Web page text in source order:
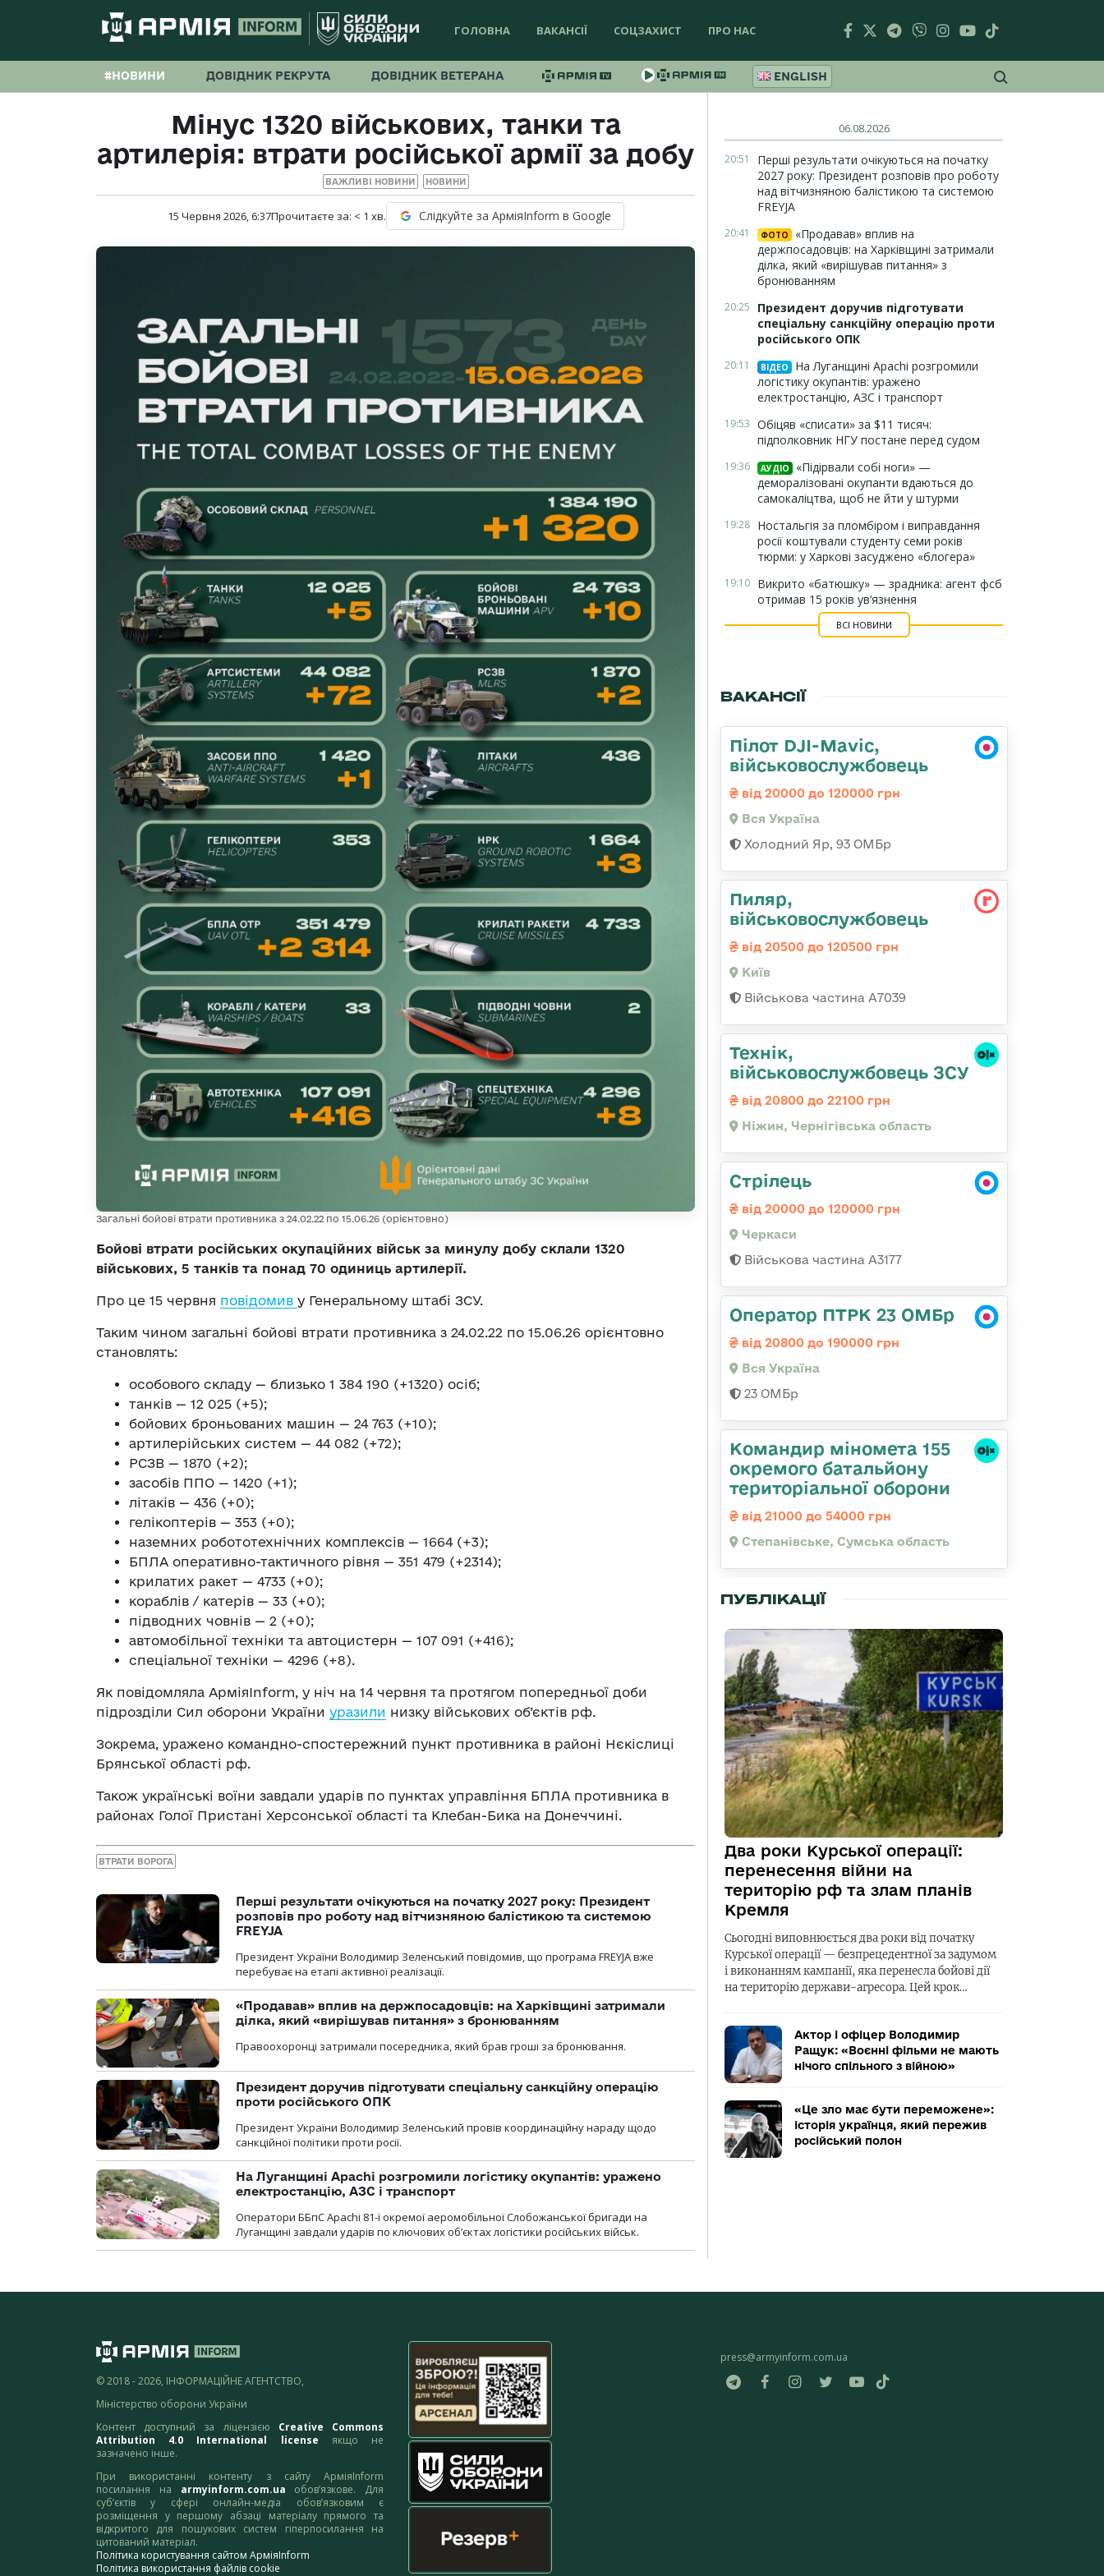
ГОЛОВНА ВАКАНСІЇ СОЦЗАХИСТ ПРО НАС
#НОВИНИ ДОВІДНИК РЕКРУТА ДОВІДНИК ВЕТЕРАНА ENGLISH
Мінус 1320 військових, танки та
артилерія: втрати російської армії за добу
ВАЖЛИВІ НОВИНИ НОВИНИ
15 Червня 2026, 6:37Прочитаєте за: < 1 хв. Слідкуйте за АрміяInform в Google
Загальні бойові втрати противника з 24.02.22 по 15.06.26 (орієнтовно)
Бойові втрати російських окупаційних військ за минулу добу склали 1320
військових, 5 танків та понад 70 одиниць артилерії.
Про це 15 червня повідомив у Генеральному штабі ЗСУ.
Таким чином загальні бойові втрати противника з 24.02.22 по 15.06.26 орієнтовно
становлять:
особового складу — близько 1 384 190 (+1320) осіб;
танків — 12 025 (+5);
бойових броньованих машин — 24 763 (+10);
артилерійських систем — 44 082 (+72);
РСЗВ — 1870 (+2);
засобів ППО — 1420 (+1);
літаків — 436 (+0);
гелікоптерів — 353 (+0);
наземних робототехнічних комплексів — 1664 (+3);
БПЛА оперативно-тактичного рівня — 351 479 (+2314);
крилатих ракет — 4733 (+0);
кораблів / катерів — 33 (+0);
підводних човнів — 2 (+0);
автомобільної техніки та автоцистерн — 107 091 (+416);
спеціальної техніки — 4296 (+8).
Як повідомляла АрміяInform, у ніч на 14 червня та протягом попередньої доби
підрозділи Сил оборони України уразили низку військових об’єктів рф.
Зокрема, уражено командно-спостережний пункт противника в районі Нєкіслиці
Брянської області рф.
Також українські воїни завдали ударів по пунктах управління БПЛА противника в
районах Голої Пристані Херсонської області та Клебан-Бика на Донеччині.
ВТРАТИ ВОРОГА
Перші результати очікуються на початку 2027 року: Президент
розповів про роботу над вітчизняною балістикою та системою
FREYJA
Президент України Володимир Зеленський повідомив, що програма FREYJA вже
перебуває на етапі активної реалізації.
«Продавав» вплив на держпосадовців: на Харківщині затримали
ділка, який «вирішував питання» з бронюванням
Правоохоронці затримали посередника, який брав гроші за бронювання.
Президент доручив підготувати спеціальну санкційну операцію
проти російського ОПК
Президент України Володимир Зеленський провів координаційну нараду щодо
санкційної політики проти росії.
На Луганщині Apachi розгромили логістику окупантів: уражено
електростанцію, АЗС і транспорт
Оператори ББпС Apachi 81-ї окремої аеромобільної Слобожанської бригади на
Луганщині завдали ударів по ключових об’єктах логістики російських військ.
06.08.2026
20:51
Перші результати очікуються на початку
2027 року: Президент розповів про роботу
над вітчизняною балістикою та системою
FREYJA
20:41 ФОТО
«Продавав» вплив на
держпосадовців: на Харківщині затримали
ділка, який «вирішував питання» з
бронюванням
20:25
Президент доручив підготувати
спеціальну санкційну операцію проти
російського ОПК
20:11 ВІДЕО
На Луганщині Apachi розгромили
логістику окупантів: уражено
електростанцію, АЗС і транспорт
19:53 Обіцяв «списати» за $11 тисяч:
підполковник НГУ постане перед судом
19:36 АУДІО
«Підірвали собі ноги» —
деморалізовані окупанти вдаються до
самокаліцтва, щоб не йти у штурми
19:28 Ностальгія за пломбіром і виправдання
росії коштували студенту семи років
тюрми: у Харкові засуджено «блогера»
19:10 Викрито «батюшку» — зрадника: агент фсб
отримав 15 років ув’язнення
ВСІ НОВИНИ
ВАКАНСІЇ
Пілот DJI-Mavic,
військовослужбовець
від 20000 до 120000 грн
Вся Україна
Холодний Яр, 93 ОМБр
Пиляр,
військовослужбовець
від 20500 до 120500 грн
Київ
Військова частина А7039
Технік,
військовослужбовець ЗСУ
від 20800 до 22100 грн
Ніжин, Чернігівська область
Стрілець
від 20000 до 120000 грн
Черкаси
Військова частина А3177
Оператор ПТРК 23 ОМБр
від 20800 до 190000 грн
Вся Україна
23 ОМБр
Командир міномета 155
окремого батальйону
територіальної оборони
від 21000 до 54000 грн
Степанівське, Сумська область
ПУБЛІКАЦІЇ
Два роки Курської операції:
перенесення війни на
територію рф та злам планів
Кремля
Сьогодні виповнюється два роки від початку
Курської операції — безпрецедентної за задумом
і виконанням кампанії, яка перенесла бойові дії
на територію держави-агресора. Цей крок…
Актор і офіцер Володимир
Ращук: «Воєнні фільми не мають
нічого спільного з війною»
«Це зло має бути переможене»:
історія українця, який пережив
російський полон
© 2018 - 2026, ІНФОРМАЦІЙНЕ АГЕНТСТВО,
Міністерство оборони України
Контент доступний за ліцензією Creative Commons
Attribution 4.0 International license якщо не
зазначено інше.
При використанні контенту з сайту АрміяInform
посилання на armyinform.com.ua обов’язкове. Для
суб’єктів у сфері онлайн-медіа обов’язковим є
розміщення у першому абзаці матеріалу прямого та
відкритого для пошукових систем гіперпосилання на
цитований матеріал.
Політика користування сайтом АрміяInform
Політика використання файлів cookie
press@armyinform.com.ua